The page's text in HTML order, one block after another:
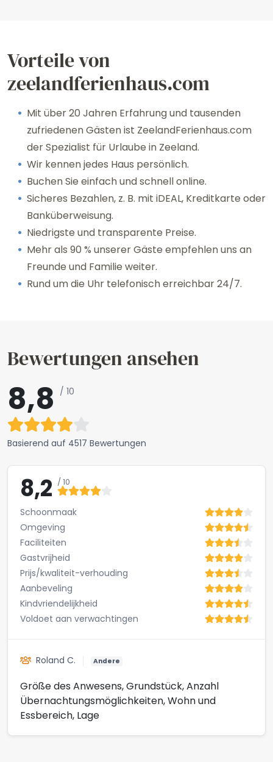
Vorteile von
zeelandferienhaus.com
Mit über 20 Jahren Erfahrung und tausenden
zufriedenen Gästen ist ZeelandFerienhaus.com
der Spezialist für Urlaube in Zeeland.
Wir kennen jedes Haus persönlich.
Buchen Sie einfach und schnell online.
Sicheres Bezahlen, z. B. mit iDEAL, Kreditkarte oder
Banküberweisung.
Niedrigste und transparente Preise.
Mehr als 90 % unserer Gäste empfehlen uns an
Freunde und Familie weiter.
Rund um die Uhr telefonisch erreichbar 24/7.
Bewertungen ansehen
8,8 / 10
Basierend auf 4517 Bewertungen
8,2 / 10
Schoonmaak
Omgeving
Faciliteiten
Gastvrijheid
Prijs/kwaliteit-verhouding
Aanbeveling
Kindvriendelijkheid
Voldoet aan verwachtingen
Roland C. Andere
Größe des Anwesens, Grundstück, Anzahl
Übernachtungsmöglichkeiten, Wohn und
Essbereich, Lage